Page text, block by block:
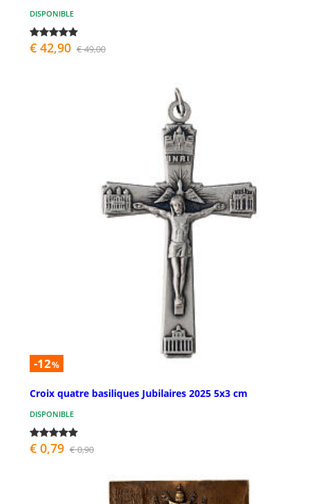
DISPONIBLE
€ 42,90 € 49,00
-12%
Croix quatre basiliques Jubilaires 2025 5x3 cm
DISPONIBLE
€ 0,79 € 0,90